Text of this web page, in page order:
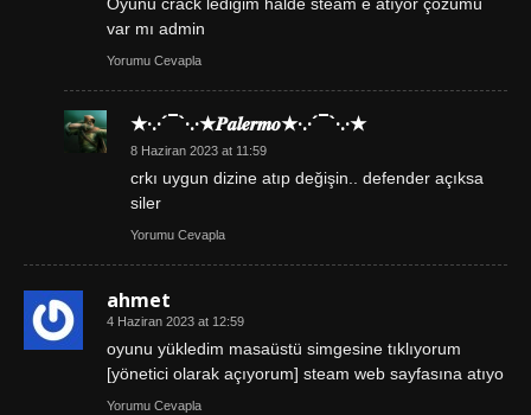
var mı admin
Yorumu Cevapla
★·.·´¯`·.·★𝑷𝒂𝒍𝒆𝒓𝒎𝒐★·.·´¯`·.·★
8 Haziran 2023 at 11:59
crkı uygun dizine atıp değişin.. defender açıksa
siler
Yorumu Cevapla
ahmet
4 Haziran 2023 at 12:59
oyunu yükledim masaüstü simgesine tıklıyorum
[yönetici olarak açıyorum] steam web sayfasına atıyo
Yorumu Cevapla